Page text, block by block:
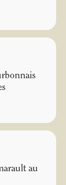
au